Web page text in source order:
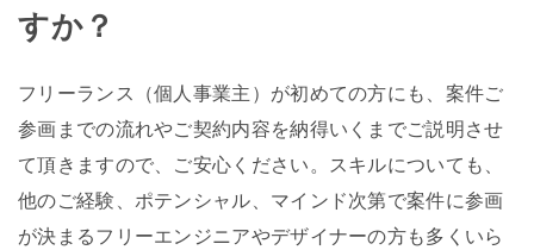
すか？
フリーランス（個人事業主）が初めての方にも、案件ご
参画までの流れやご契約内容を納得いくまでご説明させ
て頂きますので、ご安心ください。スキルについても、
他のご経験、ポテンシャル、マインド次第で案件に参画
が決まるフリーエンジニアやデザイナーの方も多くいら